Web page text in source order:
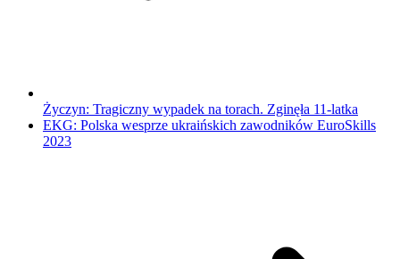
Życzyn: Tragiczny wypadek na torach. Zginęła 11-latka
EKG: Polska wesprze ukraińskich zawodników EuroSkills
2023